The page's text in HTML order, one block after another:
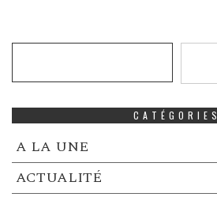
CATÉGORIES
A LA UNE
ACTUALITÉ